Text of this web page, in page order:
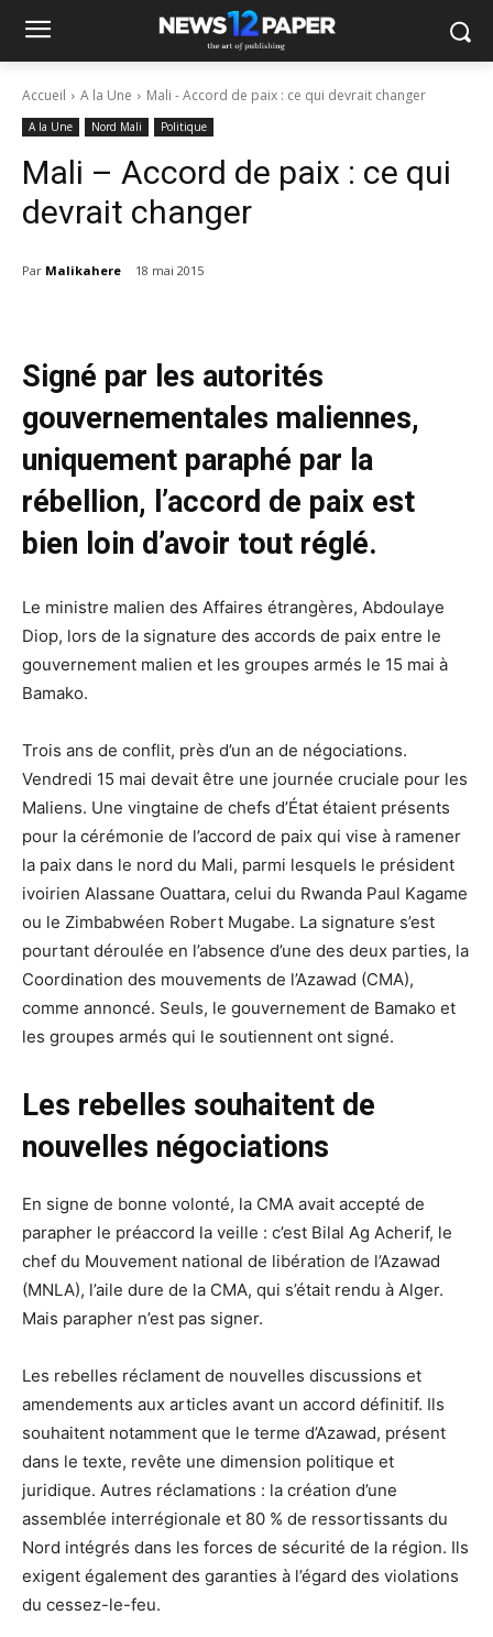
Accueil A la Une Mali - Accord de paix : ce qui devrait changer
A la Une Nord Mali Politique
Mali – Accord de paix : ce qui
devrait changer
Par Malikahere 18 mai 2015
Signé par les autorités
gouvernementales maliennes,
uniquement paraphé par la
rébellion, l’accord de paix est
bien loin d’avoir tout réglé.
Le ministre malien des Affaires étrangères, Abdoulaye
Diop, lors de la signature des accords de paix entre le
gouvernement malien et les groupes armés le 15 mai à
Bamako.
Trois ans de conflit, près d’un an de négociations.
Vendredi 15 mai devait être une journée cruciale pour les
Maliens. Une vingtaine de chefs d’État étaient présents
pour la cérémonie de l’accord de paix qui vise à ramener
la paix dans le nord du Mali, parmi lesquels le président
ivoirien Alassane Ouattara, celui du Rwanda Paul Kagame
ou le Zimbabwéen Robert Mugabe. La signature s’est
pourtant déroulée en l’absence d’une des deux parties, la
Coordination des mouvements de l’Azawad (CMA),
comme annoncé. Seuls, le gouvernement de Bamako et
les groupes armés qui le soutiennent ont signé.
Les rebelles souhaitent de
nouvelles négociations
En signe de bonne volonté, la CMA avait accepté de
parapher le préaccord la veille : c’est Bilal Ag Acherif, le
chef du Mouvement national de libération de l’Azawad
(MNLA), l’aile dure de la CMA, qui s’était rendu à Alger.
Mais parapher n’est pas signer.
Les rebelles réclament de nouvelles discussions et
amendements aux articles avant un accord définitif. Ils
souhaitent notamment que le terme d’Azawad, présent
dans le texte, revête une dimension politique et
juridique. Autres réclamations : la création d’une
assemblée interrégionale et 80 % de ressortissants du
Nord intégrés dans les forces de sécurité de la région. Ils
exigent également des garanties à l’égard des violations
du cessez-le-feu.